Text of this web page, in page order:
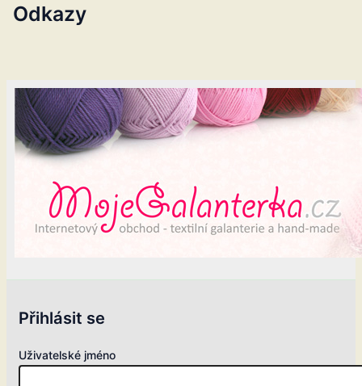
Odkazy
Přihlásit se
Uživatelské jméno